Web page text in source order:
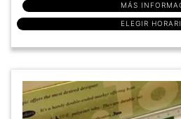
MÁS
ELEGIR